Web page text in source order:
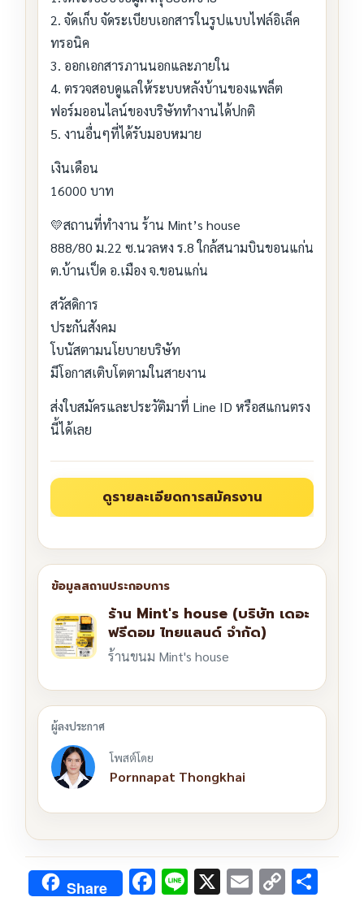
2. จัดเก็บ จัดระเบียบเอกสารในรูปแบบไฟล์อิเล็ค
ทรอนิค
3. ออกเอกสารภานนอกและภายใน
4. ตรวจสอบดูแลให้ระบบหลังบ้านของแพล็ต
ฟอร์มออนไลน์ของบริษัททำงานได้ปกติ
5. งานอื่นๆที่ได้รับมอบหมาย
เงินเดือน
16000 บาท
💛สถานที่ทำงาน ร้าน Mint’s house
888/80 ม.22 ซ.นวลหง ร.8 ใกล้สนามบินขอนแก่น
ต.บ้านเป็ด อ.เมือง จ.ขอนแก่น
สวัสดิการ
ประกันสังคม
โบนัสตามนโยบายบริษัท
มีโอกาสเติบโตตามในสายงาน
ส่งใบสมัครและประวัติมาที่ Line ID หรือสแกนตรง
นี้ได้เลย
ร้าน Mint's house (บริษัท เดอะ
ฟรีดอม ไทยแลนด์ จำกัด)
ร้านขนม Mint's house
โพสต์โดย
Pornnapat Thongkhai
Share F Li X E C